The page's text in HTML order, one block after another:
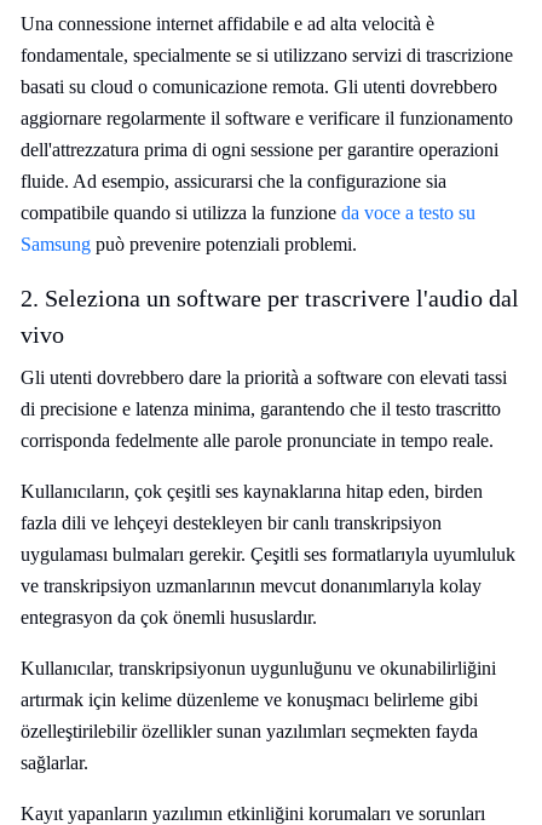
Una connessione internet affidabile e ad alta velocità è
fondamentale, specialmente se si utilizzano servizi di trascrizione
basati su cloud o comunicazione remota. Gli utenti dovrebbero
aggiornare regolarmente il software e verificare il funzionamento
dell'attrezzatura prima di ogni sessione per garantire operazioni
fluide. Ad esempio, assicurarsi che la configurazione sia
compatibile quando si utilizza la funzione da voce a testo su
Samsung può prevenire potenziali problemi.
2. Seleziona un software per trascrivere l'audio dal
vivo
Gli utenti dovrebbero dare la priorità a software con elevati tassi
di precisione e latenza minima, garantendo che il testo trascritto
corrisponda fedelmente alle parole pronunciate in tempo reale.
Kullanıcıların, çok çeşitli ses kaynaklarına hitap eden, birden
fazla dili ve lehçeyi destekleyen bir canlı transkripsiyon
uygulaması bulmaları gerekir. Çeşitli ses formatlarıyla uyumluluk
ve transkripsiyon uzmanlarının mevcut donanımlarıyla kolay
entegrasyon da çok önemli hususlardır.
Kullanıcılar, transkripsiyonun uygunluğunu ve okunabilirliğini
artırmak için kelime düzenleme ve konuşmacı belirleme gibi
özelleştirilebilir özellikler sunan yazılımları seçmekten fayda
sağlarlar.
Kayıt yapanların yazılımın etkinliğini korumaları ve sorunları